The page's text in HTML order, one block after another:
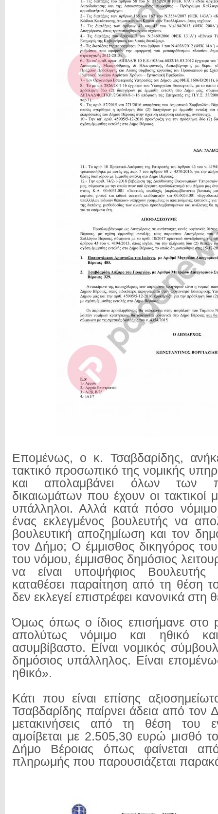
Επομένως, ο κ. Τσαβδαρίδης,
τακτικό προσωπικό της νομικής
και απολαμβάνει όλων των
δικαιωμάτων που έχουν οι τακτικοί
υπάλληλοι. Αλλά κατά πόσο νόμιμο
ένας εκλεγμένος βουλευτής να
βουλευτική αποζημίωση και τον
τον Δήμο; Ο έμμισθος δικηγόρος
του νόμου, έμμισθος δημόσιος
να είναι υποψήφιος
καταθέσει παραίτηση από τη θέση
δεν εκλεγεί επιστρέφει κανονικά στη
Όμως όπως ο ίδιος επισήμανε στο
απολύτως νόμιμο και ηθικό
ασυμβίβαστο. Είναι νομικός
δημόσιος υπάλληλος. Είναι
ηθικό».
Κάτι που είναι επίσης
Τσαβδαρίδης παίρνει άδεια από τον
μετακινήσεις από τη θέση του
αμοίβεται με 2.505,30 ευρώ μισθό
Δήμο Βέροιας όπως φαίνεται
πληρωμής που παρουσιάζεται